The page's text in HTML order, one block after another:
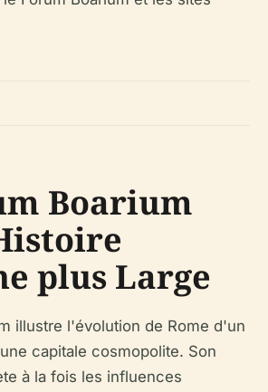
Boarium
plus Large
illustre l'évolution de Rome d'un
capitale cosmopolite. Son
à la fois les influences